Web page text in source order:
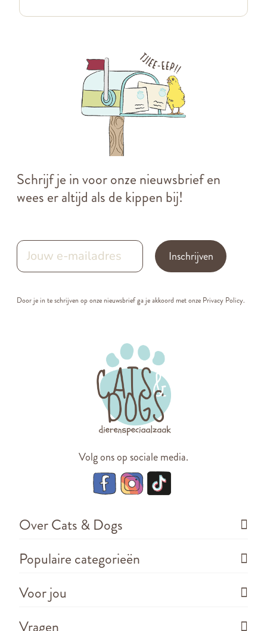
Schrijf je in voor onze nieuwsbrief en
wees er altijd als de kippen bij!
Inschrijven
Door je in te schrijven op onze nieuwsbrief ga je akkoord met onze Privacy Policy.
Volg ons op sociale media.
Over Cats & Dogs
Populaire categorieën
Voor jou
Vragen